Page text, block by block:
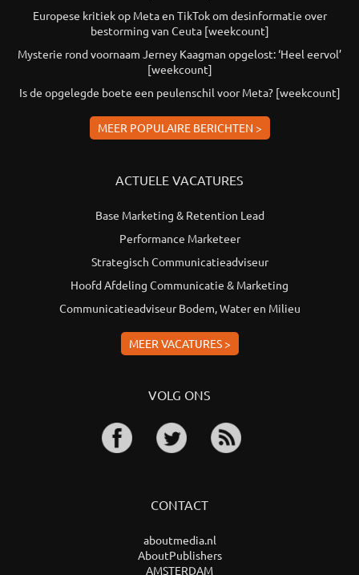
Europese kritiek op Meta en TikTok om desinformatie over
bestorming van Ceuta [weekcount]
Mysterie rond voornaam Jerney Kaagman opgelost: ‘Heel eervol’
[weekcount]
Is de opgelegde boete een peulenschil voor Meta? [weekcount]
MEER POPULAIRE BERICHTEN >
ACTUELE VACATURES
Base Marketing & Retention Lead
Performance Marketeer
Strategisch Communicatieadviseur
Hoofd Afdeling Communicatie & Marketing
Communicatieadviseur Bodem, Water en Milieu
MEER VACATURES >
VOLG ONS
CONTACT
aboutmedia.nl
AboutPublishers
AMSTERDAM